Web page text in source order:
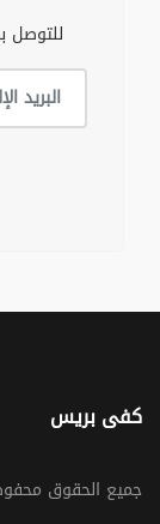
للتوصل
كفى بريس
© جميع الحقوق محفوظة